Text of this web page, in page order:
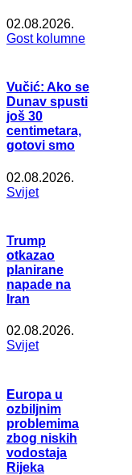
02.08.2026.
Gost kolumne
Vučić: Ako se
Dunav spusti
još 30
centimetara,
gotovi smo
02.08.2026.
Svijet
Trump
otkazao
planirane
napade na
Iran
02.08.2026.
Svijet
Europa u
ozbiljnim
problemima
zbog niskih
vodostaja
Rijeka